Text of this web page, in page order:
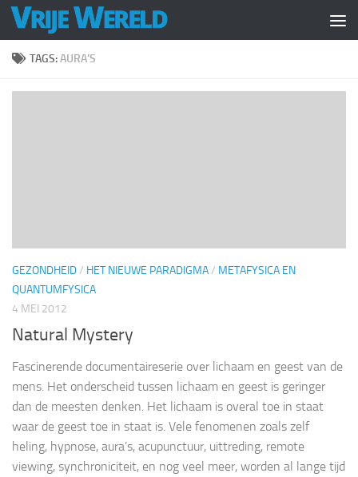
Doorgaan naar inhoud
TAGS:AURA’S
GEZONDHEID/ HET NIEUWE PARADIGMA/ METAFYSICA EN
QUANTUMFYSICA
4 MEI 2012
Natural Mystery
Fascinerende documentaireserie over lichaam en geest van de
mens. Het onderscheid tussen lichaam en geest is geringer
dan de meesten denken. Het lichaam is overal toe in staat
waar de geest toe in staat is. Vele fenomenen zoals zelf
heling, hypnose, aura’s, acupunctuur, uittreding, remote
viewing, synchroniciteit, en nog veel meer, worden al lange tijd